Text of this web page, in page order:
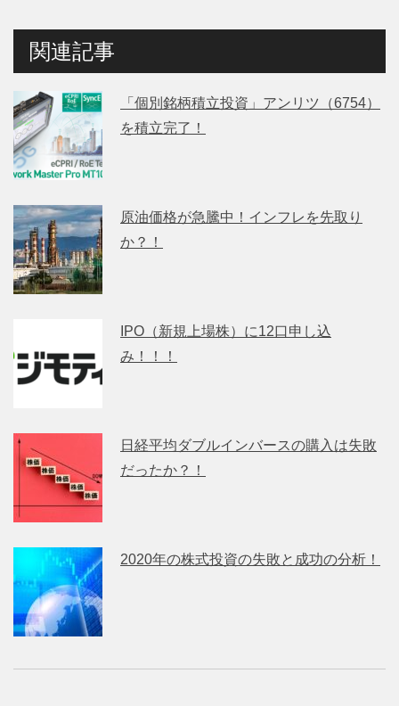
関連記事
「個別銘柄積立投資」アンリツ（6754）
を積立完了！
原油価格が急騰中！インフレを先取り
か？！
IPO（新規上場株）に12口申し込
み！！！
日経平均ダブルインバースの購入は失敗
だったか？！
2020年の株式投資の失敗と成功の分析！